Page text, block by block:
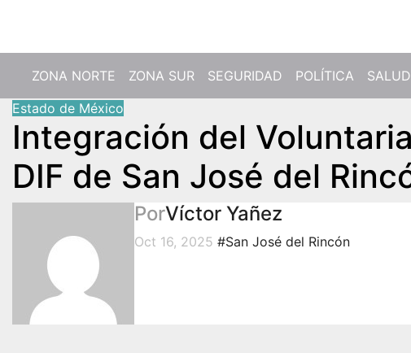
ZONA NORTE ZONA SUR SEGURIDAD POLÍTICA SALUD
Estado de México
Integración del
DIF de San José del
PorVíctor Yañez
Oct 16, 2025 #San José del Rincón